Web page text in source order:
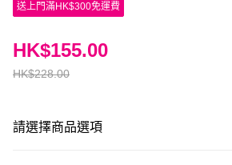
送上門滿HK$300免運費
HK$228.00
HK$155.00
請選擇商品選項